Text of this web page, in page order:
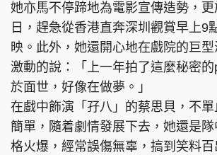
她亦馬不停蹄地為電影宣傳造勢，
日，趕急從香港直奔深圳觀賞早上9
映。此外，她還開心地在戲院的巨
激動的說：「上一年拍了這麼秘密
於面世，好像在做夢。」
在戲中飾演「孖八」的蔡思貝，不
簡單，隨着劇情發展下去，她還是
格火爆，經常誤傷無辜，搞到笑料